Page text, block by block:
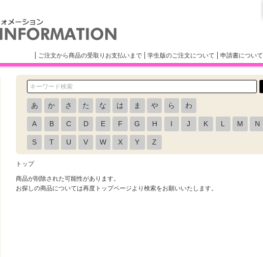
ご注文から商品の受取りお支払いまで 学生版のご注文について 申請書について
あ か さ た な は ま や ら わ
A B C D E F G H I J K L M N
S T U V W X Y Z
トップ
商品が削除された可能性があります。
お探しの商品については再度トップページより検索をお願いいたします。